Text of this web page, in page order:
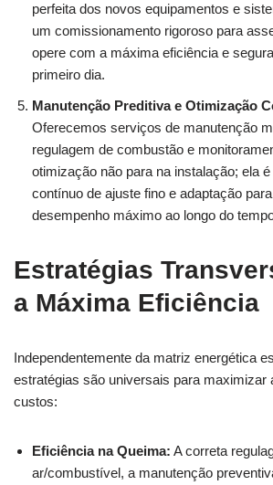
perfeita dos novos equipamentos e
um comissionamento rigoroso para
opere com a máxima eficiência e
primeiro dia.
Manutenção Preditiva e Otimização
Oferecemos serviços de manutenção
regulagem de combustão e
otimização não para na instalação; ela
contínuo de ajuste fino e adaptação
desempenho máximo ao longo do
Estratégias
a Máxima Eficiência
Independentemente da matriz energética
estratégias são universais para maximizar
custos:
Eficiência na Queima: A correta
ar/combustível, a manutenção